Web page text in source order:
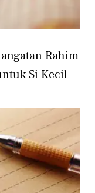
Rahim
Si Kecil